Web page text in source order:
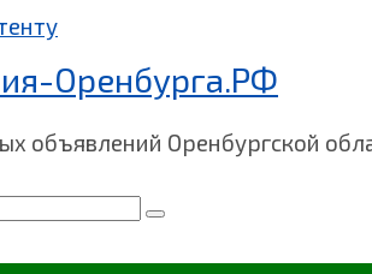
Оренбурга.РФ
объявлений Оренбургской